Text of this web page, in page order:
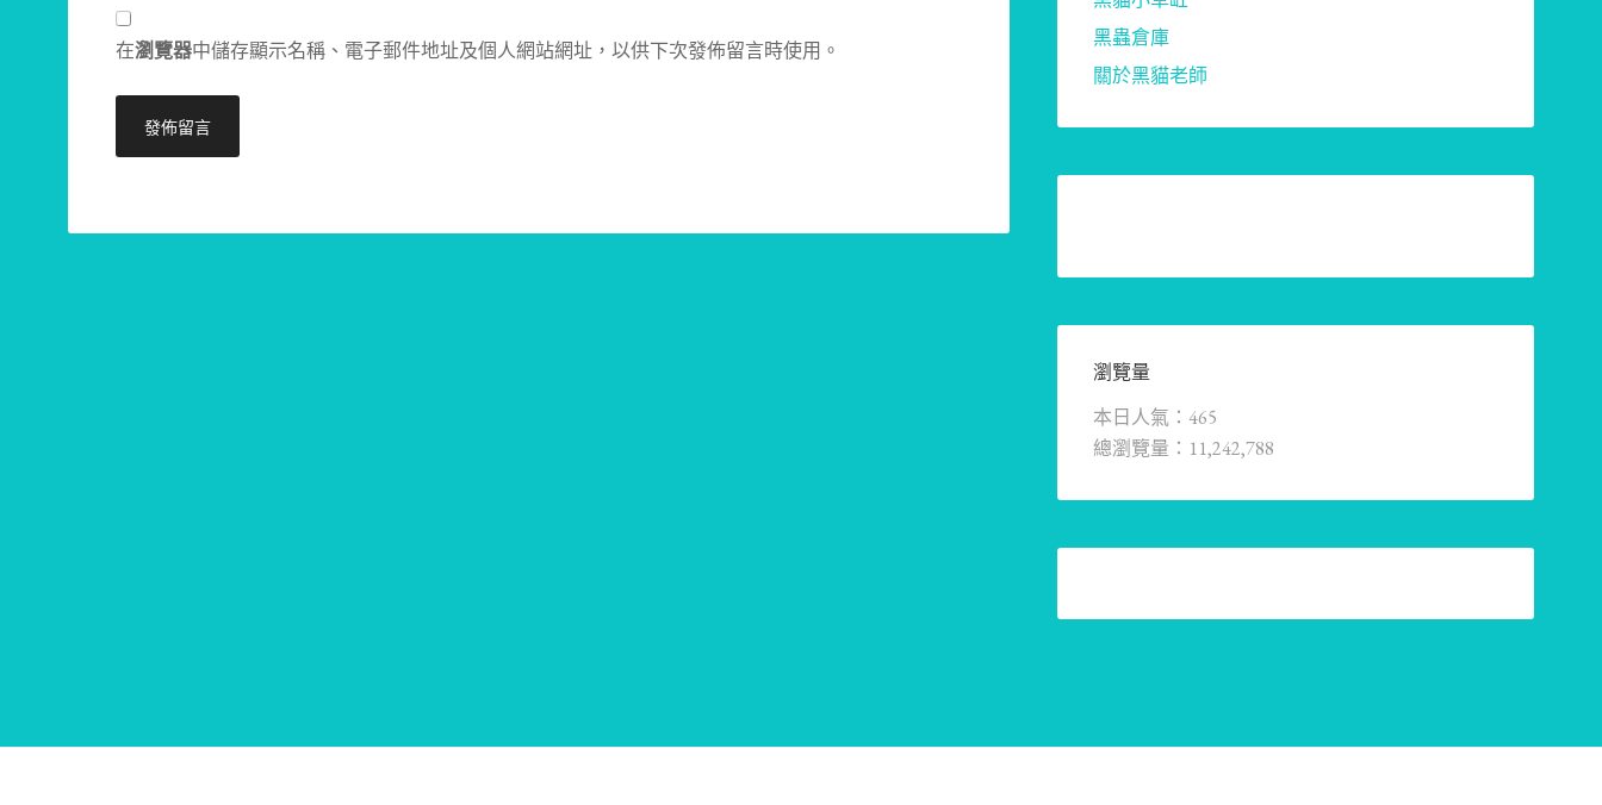
在瀏覽器中儲存顯示名稱、電子郵件地址及個人網站網址，以供下次發佈留言時使用。
黑蟲倉庫
關於黑貓老師
瀏覽量
本日人氣：465
總瀏覽量：11,242,788